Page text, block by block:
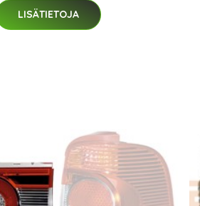
LISÄTIETOJA